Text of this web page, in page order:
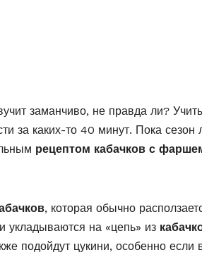
заманчиво, не правда ли?
за каких-то 40 минут. Пока
рецептом кабачков с
, которая обычно
укладываются на «цепь» из
подойдут цукини, особенно если